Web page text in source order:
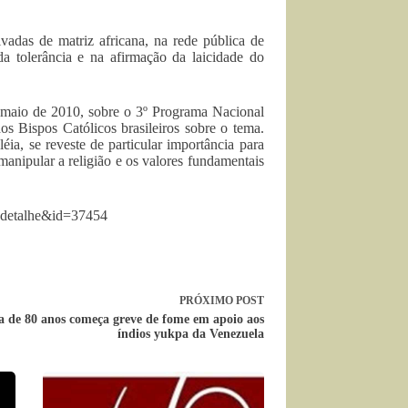
de matriz africana, na rede pública de
tolerância e na afirmação da laicidade do
de 2010, sobre o 3º Programa Nacional
Bispos Católicos brasileiros sobre o tema.
se reveste de particular importância para
a religião e os valores fundamentais
PRÓXIMO POST
de 80 anos começa greve de fome em apoio aos
índios yukpa da Venezuela